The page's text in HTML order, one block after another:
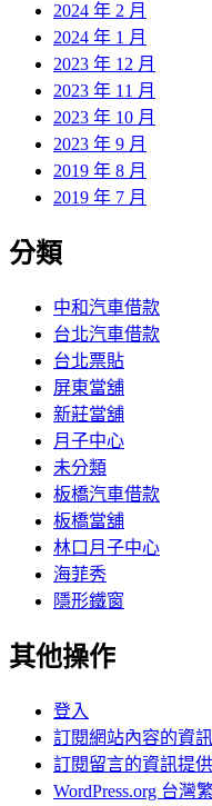
2024 年 2 月
2024 年 1 月
2023 年 12 月
2023 年 11 月
2023 年 10 月
2023 年 9 月
2019 年 8 月
2019 年 7 月
分類
中和汽車借款
台北汽車借款
台北票貼
屏東當舖
新莊當舖
月子中心
未分類
板橋汽車借款
板橋當舖
林口月子中心
海菲秀
隱形鐵窗
其他操作
登入
訂閱網站內容的資
訂閱留言的資訊提供
WordPress.org 台灣